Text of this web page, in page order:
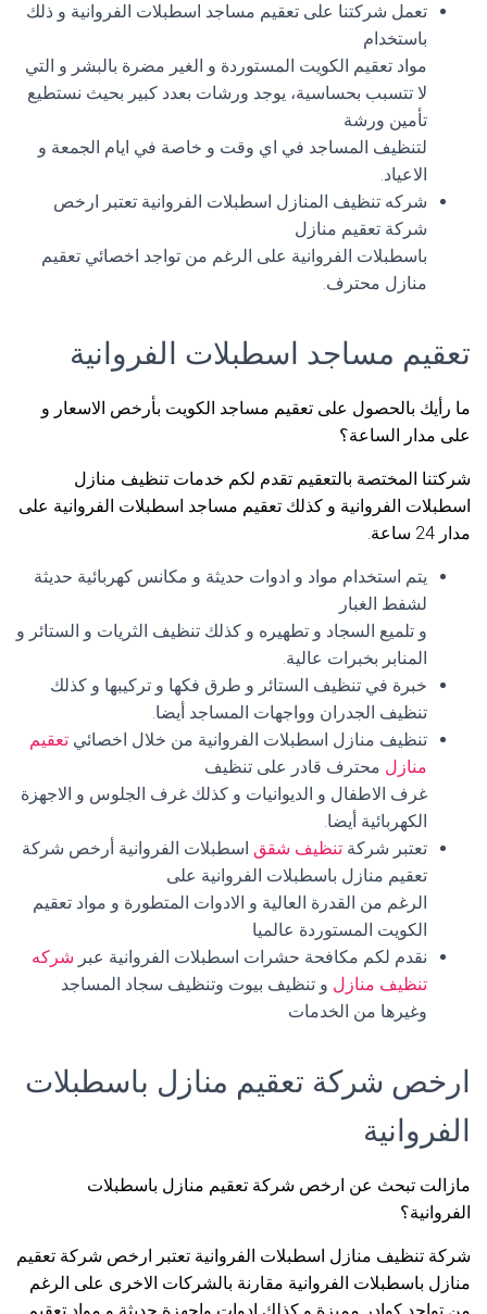
تعمل شركتنا على تعقيم مساجد اسطبلات الفروانية و ذلك
باستخدام
مواد تعقيم الكويت المستوردة و الغير مضرة بالبشر و التي
لا تتسبب بحساسية، يوجد ورشات بعدد كبير بحيث نستطيع
تأمين ورشة
لتنظيف المساجد في اي وقت و خاصة في ايام الجمعة و
الاعياد.
شركه تنظيف المنازل اسطبلات الفروانية تعتبر ارخص
شركة تعقيم منازل
باسطبلات الفروانية على الرغم من تواجد اخصائي تعقيم
منازل محترف.
تعقيم مساجد اسطبلات الفروانية
ما رأيك بالحصول على تعقيم مساجد الكويت بأرخص الاسعار و
على مدار الساعة؟
شركتنا المختصة بالتعقيم تقدم لكم خدمات تنظيف منازل
اسطبلات الفروانية و كذلك تعقيم مساجد اسطبلات الفروانية على
مدار 24 ساعة.
يتم استخدام مواد و ادوات حديثة و مكانس كهربائية حديثة
لشفط الغبار
و تلميع السجاد و تطهيره و كذلك تنظيف الثريات و الستائر و
المنابر بخبرات عالية.
خبرة في تنظيف الستائر و طرق فكها و تركيبها و كذلك
تنظيف الجدران وواجهات المساجد أيضا.
تنظيف منازل اسطبلات الفروانية من خلال اخصائي تعقيم
منازل محترف قادر على تنظيف
غرف الاطفال و الديوانيات و كذلك غرف الجلوس و الاجهزة
الكهربائية أيضا.
تعتبر شركة تنظيف شقق اسطبلات الفروانية أرخص شركة
تعقيم منازل باسطبلات الفروانية على
الرغم من القدرة العالية و الادوات المتطورة و مواد تعقيم
الكويت المستوردة عالميا
نقدم لكم مكافحة حشرات اسطبلات الفروانية عبر شركه
تنظيف منازل و تنظيف بيوت وتنظيف سجاد المساجد
وغيرها من الخدمات
ارخص شركة تعقيم منازل باسطبلات
الفروانية
مازالت تبحث عن ارخص شركة تعقيم منازل باسطبلات
الفروانية؟
شركة تنظيف منازل اسطبلات الفروانية تعتبر ارخص شركة تعقيم
منازل باسطبلات الفروانية مقارنة بالشركات الاخرى على الرغم